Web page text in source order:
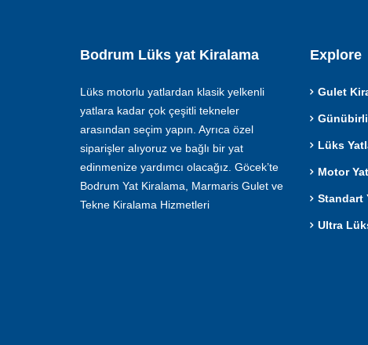
Bodrum Lüks yat Kiralama
Lüks motorlu yatlardan klasik yelkenli
yatlara kadar çok çeşitli tekneler
arasından seçim yapın. Ayrıca özel
siparişler alıyoruz ve bağlı bir yat
edinmenize yardımcı olacağız. Göcek’te
Bodrum Yat Kiralama, Marmaris Gulet ve
Tekne Kiralama Hizmetleri
Explore
Gulet
Lüks
Motor
Standart
Ultra